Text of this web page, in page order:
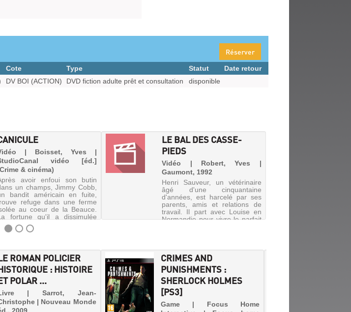
Réserver
Cote Type Statut
Date retour
DV BOI (ACTION) DVD fiction adulte prêt et consultation disponible
| Boisset, Yves |
vidéo [éd.]
& cinéma)
avoir enfoui son butin
un champs, Jimmy Cobb,
bandit américain en fuite,
refuge dans une ferme
au coeur de la Beauce.
fortune qu'il a dissimulée
réveille bientôt les désirs et les
frustrations des ha...
LE BAL DES CASSE-
PIEDS
Vidéo | Robert, Yves |
Gaumont, 1992
Henri Sauveur, un vétérinaire
âgé d'une cinquantaine
d'années, est harcelé par ses
parents, amis et relations de
travail. Il part avec Louise en
Normandie pour vivre le parfait
ROMAN POLICIER
: HISTOIRE
POLAR ...
| Sarrot, Jean-
| Nouveau Monde
CRIMES AND
PUNISHMENTS :
SHERLOCK HOLMES
[PS3]
Game | Focus Home